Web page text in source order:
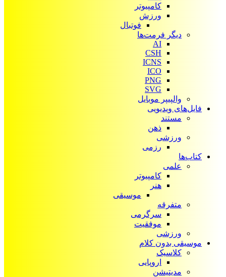
کامپیوتر
ورزش
فوتبال
دیگر فرمت‌ها
AI
CSH
ICNS
ICO
PNG
SVG
والپیپر موبایل
فایل‌های ویدیویی
مستند
ذهن
ورزشی
رزمی
کتاب‌ها
علمی
کامپیوتر
هنر
موسیقی
متفرقه
سرگرمی
موفقیت
ورزشی
موسیقی بدون کلام
کلاسیک
اروپایی
مدیتیشن